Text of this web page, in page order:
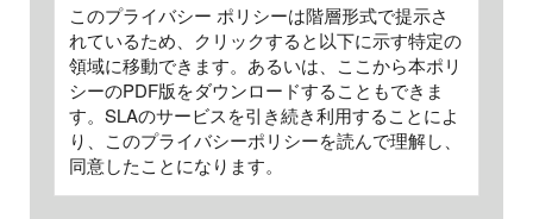
このプライバシー ポリシーは階層形式で提示さ
れているため、クリックすると以下に示す特定の
領域に移動できます。あるいは、ここから本ポリ
シーのPDF版をダウンロードすることもできま
す。SLAのサービスを引き続き利用することによ
り、このプライバシーポリシーを読んで理解し、
同意したことになります。